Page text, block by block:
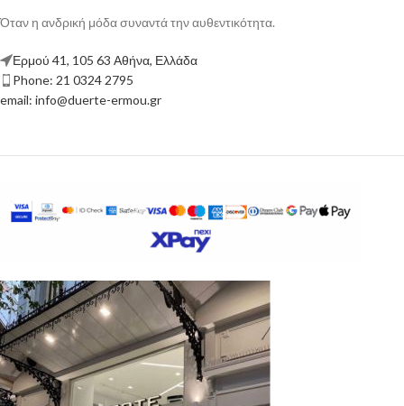
Όταν η ανδρική μόδα συναντά την αυθεντικότητα.
Ερμού 41, 105 63 Αθήνα, Ελλάδα
Phone: 21 0324 2795
email: info@duerte-ermou.gr